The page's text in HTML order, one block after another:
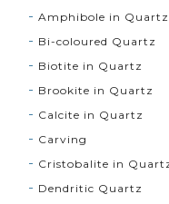
Amphibole in Quartz
Bi-coloured Quartz
Biotite in Quartz
Brookite in Quartz
Calcite in Quartz
Carving
Cristobalite in
Dendritic Quartz